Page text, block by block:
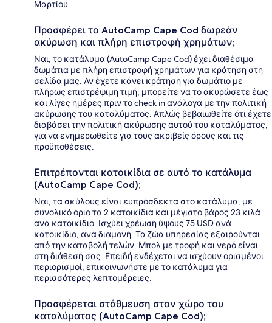
Μαρτίου.
Προσφέρει το AutoCamp Cape Cod δωρεάν
ακύρωση και πλήρη επιστροφή χρημάτων;
Ναι, το κατάλυμα (AutoCamp Cape Cod) έχει διαθέσιμα
δωμάτια με πλήρη επιστροφή χρημάτων για κράτηση στη
σελίδα μας. Αν έχετε κάνει κράτηση για δωμάτιο με
πλήρως επιστρέψιμη τιμή, μπορείτε να το ακυρώσετε έως
και λίγες ημέρες πριν το check in ανάλογα με την πολιτική
ακύρωσης του καταλύματος. Απλώς βεβαιωθείτε ότι έχετε
διαβάσει την πολιτική ακύρωσης αυτού του καταλύματος,
για να ενημερωθείτε για τους ακριβείς όρους και τις
προϋποθέσεις.
Επιτρέπονται κατοικίδια σε αυτό το κατάλυμα
(AutoCamp Cape Cod);
Ναι, τα σκύλους είναι ευπρόσδεκτα στο κατάλυμα, με
συνολικό όριο τα 2 κατοικίδια και μέγιστο βάρος 23 κιλά
ανά κατοικίδιο. Ισχύει χρέωση ύψους 75 USD ανά
κατοικίδιο, ανά διαμονή. Τα ζώα υπηρεσίας εξαιρούνται
από την καταβολή τελών. Μπολ με τροφή και νερό είναι
στη διάθεσή σας. Επειδή ενδέχεται να ισχύουν ορισμένοι
περιορισμοί, επικοινωνήστε με το κατάλυμα για
περισσότερες λεπτομέρειες.
Προσφέρεται στάθμευση στον χώρο του
καταλύματος (AutoCamp Cape Cod);